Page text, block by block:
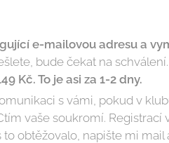
e-mailovou adresu a
bude čekat na
Kč. To je asi za 1-2 dny.
s vámi, pokud v
vaše soukromí. Registrací
obtěžovalo, napište mi mail